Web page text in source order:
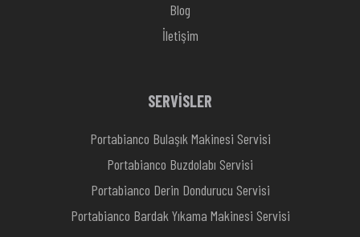
Blog
İletişim
SERVİSLER
Portabianco Bulaşık Makinesi Servisi
Portabianco Buzdolabı Servisi
Portabianco Derin Dondurucu Servisi
Portabianco Bardak Yıkama Makinesi Servisi